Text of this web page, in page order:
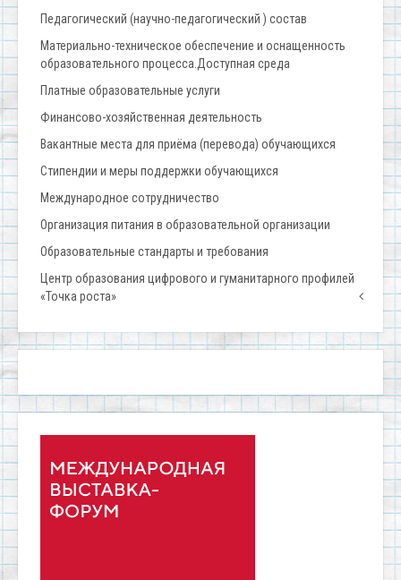
Педагогический (научно-педагогический ) состав
Материально-техническое обеспечение и оснащенность
образовательного процесса.Доступная среда
Платные образовательные услуги
Финансово-хозяйственная деятельность
Вакантные места для приёма (перевода) обучающихся
Стипендии и меры поддержки обучающихся
Международное сотрудничество
Организация питания в образовательной организации
Образовательные стандарты и требования
Центр образования цифрового и гуманитарного профилей
«Точка роста»